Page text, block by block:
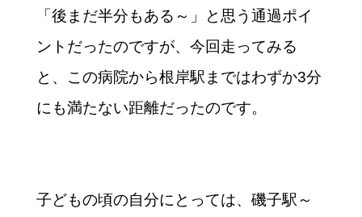
「後まだ半分もある～」と思う通過ポイ
ントだったのですが、今回走ってみる
と、この病院から根岸駅まではわずか3分
にも満たない距離だったのです。
子どもの頃の自分にとっては、磯子駅～